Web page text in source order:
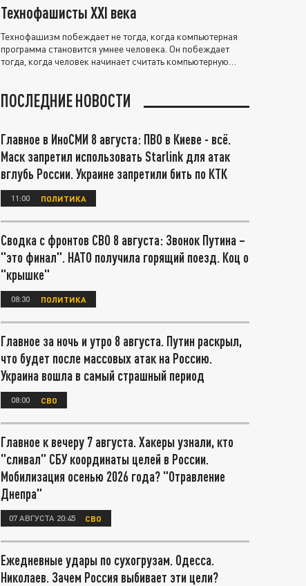
Технофашисты XXI века
Технофашизм побеждает не тогда, когда компьютерная
программа становится умнее человека. Он побеждает
тогда, когда человек начинает считать компьютерную
ПОСЛЕДНИЕ НОВОСТИ
Главное в ИноСМИ 8 августа: ПВО в Киеве - всё.
Маск запретил использовать Starlink для атак
вглубь России. Украине запретили бить по КТК
11:00 ПОЛИТИКА
Сводка с фронтов СВО 8 августа: Звонок Путина –
"это финал". НАТО получила горящий поезд. Коц о
"крышке"
08:30 ПОЛИТИКА
Главное за ночь и утро 8 августа. Путин раскрыл,
что будет после массовых атак на Россию.
Украина вошла в самый страшный период
08:00 СВО
Главное к вечеру 7 августа. Хакеры узнали, кто
"сливал" СБУ координаты целей в России.
Мобилизация осенью 2026 года? "Отравление
Днепра"
07 АВГУСТА 20:45 СВО
Ежедневные удары по сухогрузам. Одесса.
Николаев. Зачем Россия выбивает эти цели?